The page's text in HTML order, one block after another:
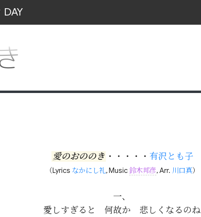
愛のおののき ・・・・・ 有沢とも子
（Lyrics なかにし礼, Music鈴木邦彦, Arr. 川口真）
一、
愛しすぎると　何故か　悲しくなるのね